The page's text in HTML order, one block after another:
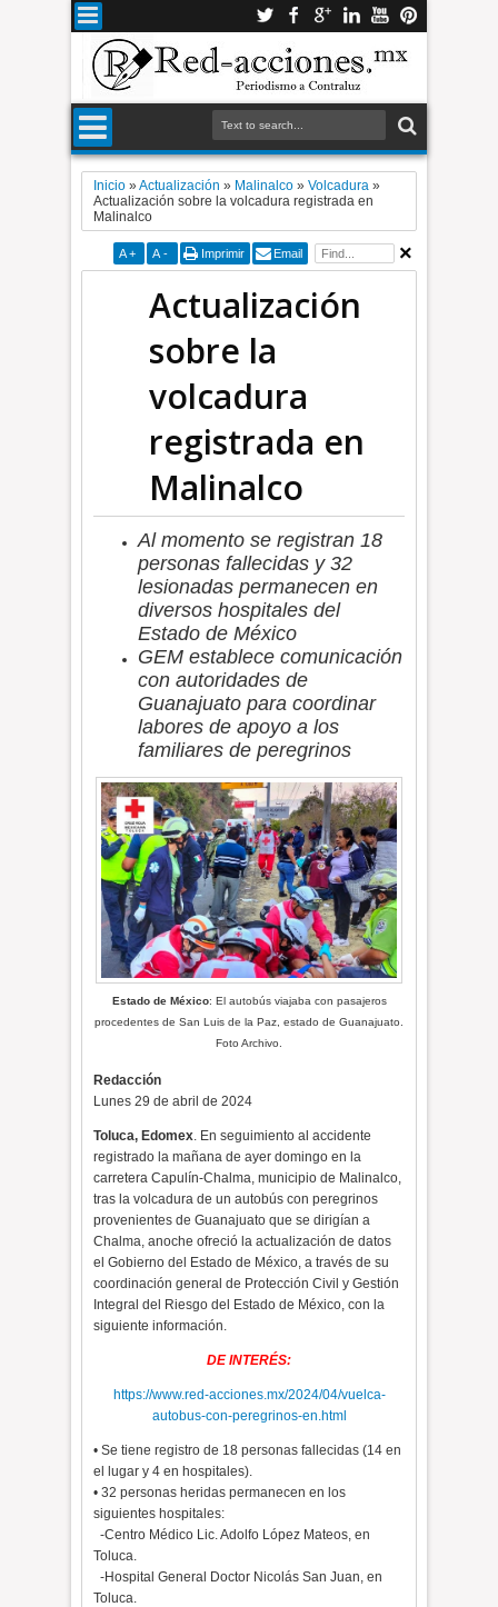
Inicio »Actualización » Malinalco »Volcadura »
Actualización sobre la volcadura registrada en
Malinalco
A + A - Imprimir Email
Actualización
sobre la
volcadura
registrada en
Malinalco
Al momento se registran 18
personas fallecidas y 32
lesionadas permanecen en
diversos hospitales del
Estado de México
GEM establece comunicación
con autoridades de
Guanajuato para coordinar
labores de apoyo a los
familiares de peregrinos
Estado de México: El autobús viajaba con pasajeros
procedentes de San Luis de la Paz, estado de Guanajuato.
Foto Archivo.
Redacción
Lunes 29 de abril de 2024
Toluca, Edomex. En seguimiento al accidente
registrado la mañana de ayer domingo en la
carretera Capulín-Chalma, municipio de Malinalco,
tras la volcadura de un autobús con peregrinos
provenientes de Guanajuato que se dirigían a
Chalma, anoche ofreció la actualización de datos
el Gobierno del Estado de México, a través de su
coordinación general de Protección Civil y Gestión
Integral del Riesgo del Estado de México, con la
siguiente información.
DE INTERÉS:
https://www.red-acciones.mx/2024/04/vuelca-
autobus-con-peregrinos-en.html
• Se tiene registro de 18 personas fallecidas (14 en
el lugar y 4 en hospitales).
• 32 personas heridas permanecen en los
siguientes hospitales:
-Centro Médico Lic. Adolfo López Mateos, en
Toluca.
-Hospital General Doctor Nicolás San Juan, en
Toluca.